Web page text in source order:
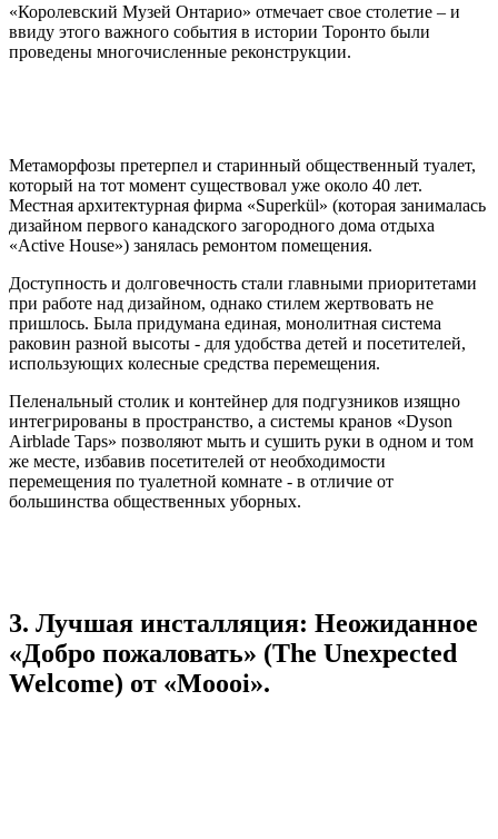
«Королевский Музей Онтарио» отмечает свое столетие – и
ввиду этого важного события в истории Торонто были
проведены многочисленные реконструкции.
Метаморфозы претерпел и старинный общественный туалет,
который на тот момент существовал уже около 40 лет.
Местная архитектурная фирма «Superkül» (которая занималась
дизайном первого канадского загородного дома отдыха
«Active House») занялась ремонтом помещения.
Доступность и долговечность стали главными приоритетами
при работе над дизайном, однако стилем жертвовать не
пришлось. Была придумана единая, монолитная система
раковин разной высоты - для удобства детей и посетителей,
использующих колесные средства перемещения.
Пеленальный столик и контейнер для подгузников изящно
интегрированы в пространство, а системы кранов «Dyson
Airblade Taps» позволяют мыть и сушить руки в одном и том
же месте, избавив посетителей от необходимости
перемещения по туалетной комнате - в отличие от
большинства общественных уборных.
3. Лучшая инсталляция: Неожиданное
«Добро пожаловать» (The Unexpected
Welcome) от «Moooi».